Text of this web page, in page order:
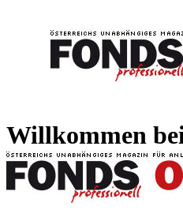
Willkommen